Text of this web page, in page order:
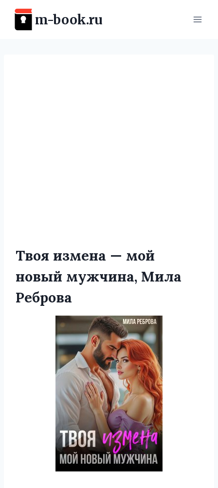
Перейти
содержимому
m-book.ru
Твоя измена — мой
новый мужчина, Мила
Реброва